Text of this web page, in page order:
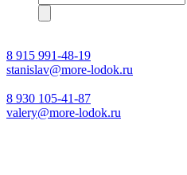
товаров
8 915 991-48-19
stanislav@more-lodok.ru
8 930 105-41-87
valery@more-lodok.ru